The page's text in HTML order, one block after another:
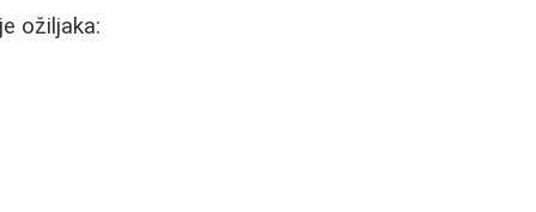
ožiljaka: